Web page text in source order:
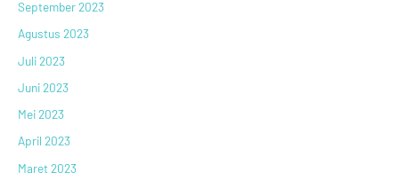
September 2023
Agustus 2023
Juli 2023
Juni 2023
Mei 2023
April 2023
Maret 2023